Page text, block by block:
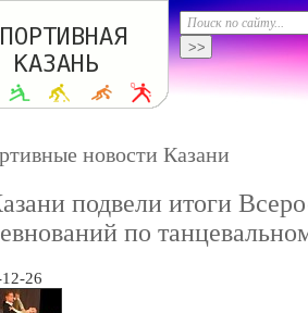
новости Казани
подвели итоги
по
26